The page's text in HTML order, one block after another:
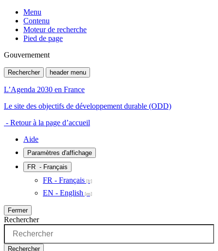
Menu
Contenu
Moteur de recherche
Pied de page
Gouvernement
Rechercher header menu
L’Agenda 2030 en France
Le site des objectifs de développement durable (ODD)
- Retour à la page d’accueil
Aide
Paramètres d'affichage
FR - Français
FR - Français
EN - English
Fermer
Rechercher
Rechercher